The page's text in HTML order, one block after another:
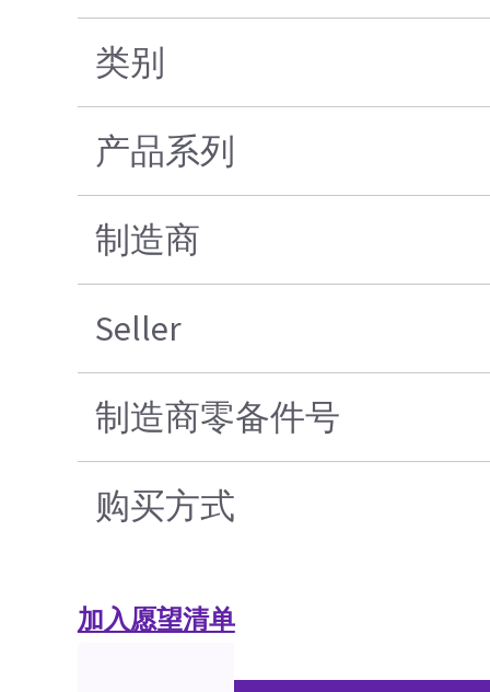
类别
产品系列
制造商
Seller
制造商零备件号
购买方式
加入愿望清单